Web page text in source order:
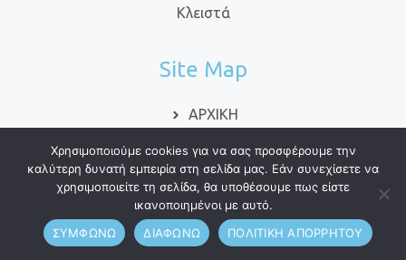
Κλειστά
Site Map
ΑΡΧΙΚΗ
ΥΠΗΡΕΣΙΕΣ
PROJECTS
ΝΕΑ
ΕΠΙΚΟΙΝΩΝΙΑ
Χρησιμοποιούμε cookies για να σας προσφέρουμε την
καλύτερη δυνατή εμπειρία στη σελίδα μας. Εάν συνεχίσετε να
χρησιμοποιείτε τη σελίδα, θα υποθέσουμε πως είστε
ικανοποιημένοι με αυτό.
ΣΥΜΦΩΝΩ
ΔΙΑΦΩΝΩ ΠΟΛΙΤΙΚΗ ΑΠΟΡΡΗΤΟΥ